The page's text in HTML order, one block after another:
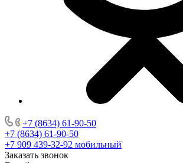
+7 (8634) 61-90-50
+7 (8634) 61-90-50
+7 909 439-32-92 мобильный
Заказать звонок